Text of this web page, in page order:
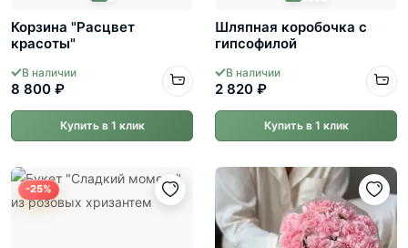
Корзина "Расцвет
красоты"
В наличии
8 800 ₽
Купить в 1 клик
Шляпная коробочка с
гипсофилой
В наличии
2 820 ₽
Купить в 1 клик
-25%